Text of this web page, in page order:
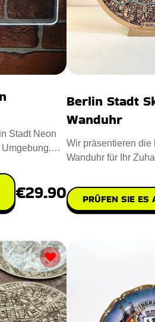
Stadt Neon
€29.90
Berlin Stadt
Wanduhr
Wir präsentieren
Wanduhr für Ihr
PRÜFEN SIE ES